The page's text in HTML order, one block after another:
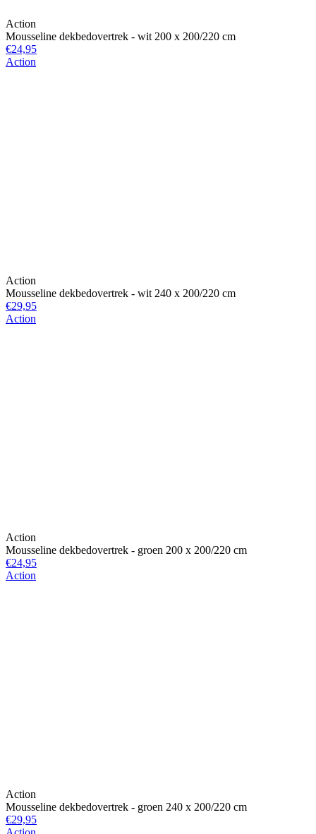
Action
Mousseline dekbedovertrek - wit 200 x 200/220 cm
€24,95
Action
Action
Mousseline dekbedovertrek - wit 240 x 200/220 cm
€29,95
Action
Action
Mousseline dekbedovertrek - groen 200 x 200/220 cm
€24,95
Action
Action
Mousseline dekbedovertrek - groen 240 x 200/220 cm
€29,95